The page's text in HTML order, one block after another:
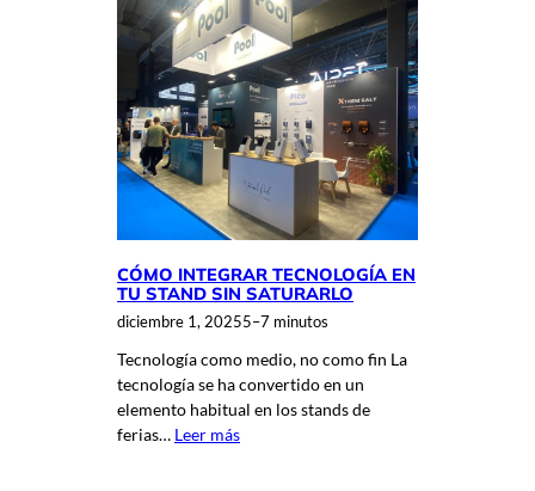
CÓMO INTEGRAR TECNOLOGÍA EN
TU STAND SIN SATURARLO
diciembre 1, 20255–7 minutos
Tecnología como medio, no como fin La
tecnología se ha convertido en un
elemento habitual en los stands de
ferias… Leer más